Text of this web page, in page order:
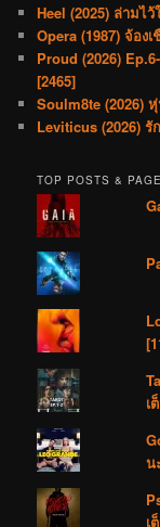
Heel (2025) ล่ามไว้
Opera (1987) จ้อง
Proud (2026)
[2465]
Soulm8te (2026)
Leviticus (2026) รั
TOP POSTS &
เ
น
เ